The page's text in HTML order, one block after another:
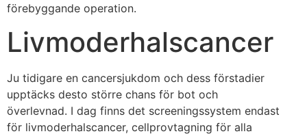
förebyggande operation.
Livmoderhalscancer
Ju tidigare en cancersjukdom och dess förstadier
upptäcks desto större chans för bot och
överlevnad. I dag finns det screeningssystem endast
för livmoderhalscancer, cellprovtagning för alla